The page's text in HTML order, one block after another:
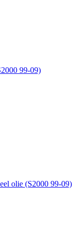
99-09)
olie (S2000 99-09)